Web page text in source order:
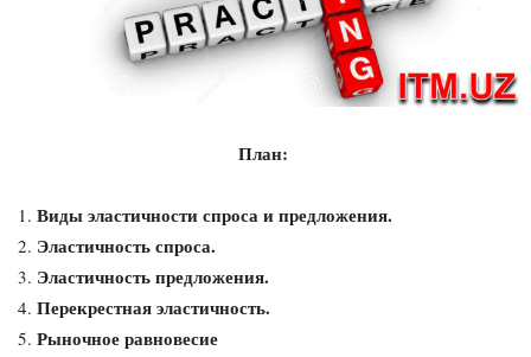
План:
Виды эластичности спроса и предложения.
Эластичность спроса.
Эластичность предложения.
Перекрестная эластичность.
Рыночное равновесие